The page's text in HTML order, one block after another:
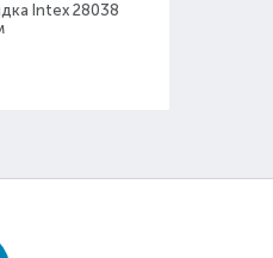
Intex 28038